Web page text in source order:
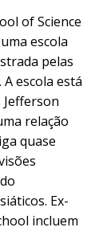
of Science
escola
pelas
escola está
relação
quase
Ex-
incluem